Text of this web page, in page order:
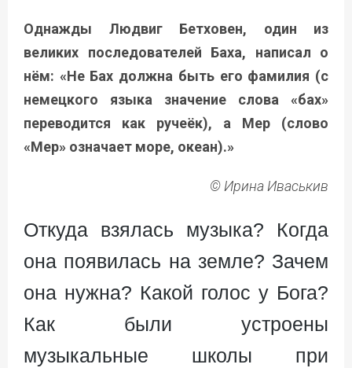
Однажды Людвиг Бетховен, один из
великих последователей Баха, написал о
нём: «Не Бах должна быть его фамилия (с
немецкого языка значение слова «бах»
переводится как ручеёк), а Мер (слово
«Мер» означает море, океан).»
© Ирина Иваськив
Откуда взялась музыка? Когда
она появилась на земле? Зачем
она нужна? Какой голос у Бога?
Как были устроены
музыкальные школы при